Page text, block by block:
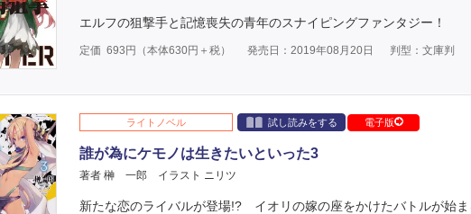
エルフの狙撃手と記憶喪失の青年のスナイピングファンタジー！
定価 693 円（本体630円＋税） 発売日：2019年08月20日 判型：文庫判
ライトノベル 試し読みをする 電子版
誰が為にケモノは生きたいといった3
著者 榊 一郎 イラスト ニリツ
新たな恋のライバルが登場!? イオリの嫁の座をかけたバトルが始